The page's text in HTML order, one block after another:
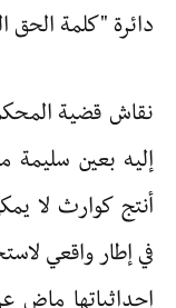
دائرة "كلمة الحق
نقاش قضية
إليه بعين سليمة
أنتج كوارث لا
في إطار واقعي
إحداثياتها ماض